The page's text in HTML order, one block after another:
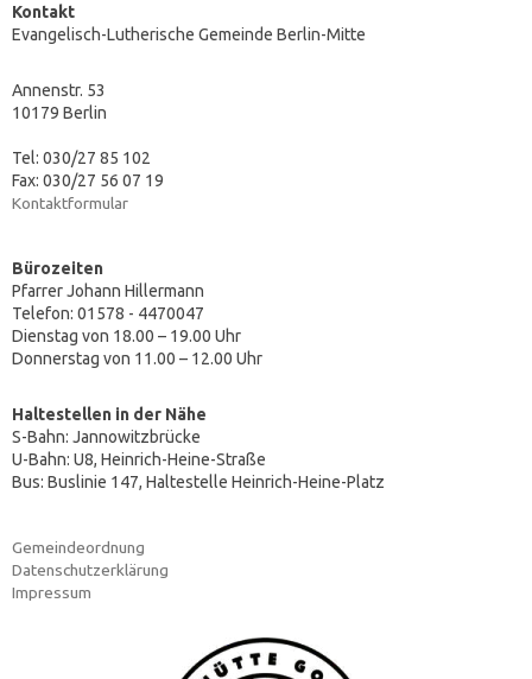
Kontakt
Evangelisch-Lutherische Gemeinde Berlin-Mitte
Annenstr. 53
10179 Berlin
Tel: 030/27 85 102
Fax: 030/27 56 07 19
Kontaktformular
Bürozeiten
Pfarrer Johann Hillermann
Telefon: 01578 - 4470047
Dienstag von 18.00 – 19.00 Uhr
Donnerstag von 11.00 – 12.00 Uhr
Haltestellen in der Nähe
S-Bahn: Jannowitzbrücke
U-Bahn: U8, Heinrich-Heine-Straße
Bus: Buslinie 147, Haltestelle Heinrich-Heine-Platz
Gemeindeordnung
Datenschutzerklärung
Impressum